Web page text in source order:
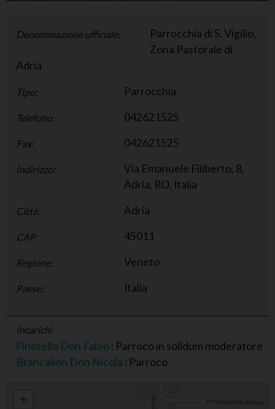
Denominazione ufficiale:
Parrocchia di S. Vigilio,
Zona Pastorale di
Adria
Tipo: Parrocchia
Telefono: 042621525
Fax: 042621525
Indirizzo:
Via Emanuele Filiberto, 8,
Adria, RO, Italia
Città: Adria
CAP: 45011
Regione: Veneto
Paese: Italia
Incarichi
Finotello Don Fabio : Parroco in solidum moderatore
Brancalion Don Nicola : Parroco
Parrocchia di S. Vigilio, Zona Pastorale di Adria
+